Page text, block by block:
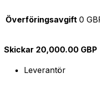
Överföringsavgift 0
Skickar 20,000.00 GBP
Leverantör